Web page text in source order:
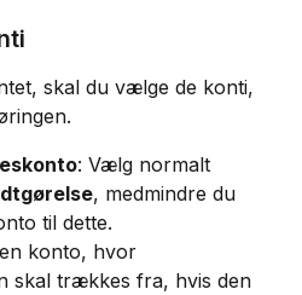
skal du vælge de konti,
: Vælg normalt
, medmindre du
til dette.
konto, hvor
skal trækkes fra, hvis den